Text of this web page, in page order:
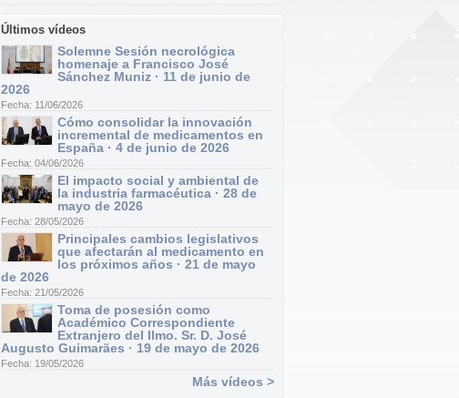
Últimos vídeos
Solemne Sesión necrológica
homenaje a Francisco José
Sánchez Muniz · 11 de junio de
2026
Fecha: 11/06/2026
Cómo consolidar la innovación
incremental de medicamentos en
España · 4 de junio de 2026
Fecha: 04/06/2026
El impacto social y ambiental de
la industria farmacéutica · 28 de
mayo de 2026
Fecha: 28/05/2026
Principales cambios legislativos
que afectarán al medicamento en
los próximos años · 21 de mayo
de 2026
Fecha: 21/05/2026
Toma de posesión como
Académico Correspondiente
Extranjero del Ilmo. Sr. D. José
Augusto Guimarães · 19 de mayo de 2026
Fecha: 19/05/2026
Más vídeos >